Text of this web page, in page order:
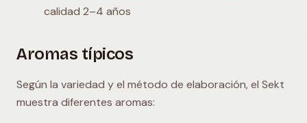
calidad 2–4 años
Aromas típicos
Según la variedad y el método de elaboración, el Sekt
muestra diferentes aromas: